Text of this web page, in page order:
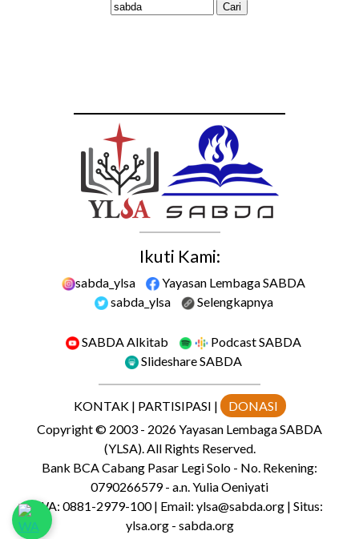
Ikuti Kami:
sabda_ylsa
Yayasan Lembaga SABDA
sabda_ylsa
Selengkapnya
SABDA Alkitab
Podcast SABDA
Slideshare SABDA
KONTAK| PARTISIPASI |
DONASI
Copyright© 2003 - 2026Yayasan Lembaga SABDA
(YLSA). All Rights Reserved.
Bank BCA Cabang Pasar Legi Solo - No. Rekening:
0790266579 - a.n. Yulia Oeniyati
WA: 0881-2979-100| Email: ylsa@sabda.org | Situs:
ylsa.org- sabda.org